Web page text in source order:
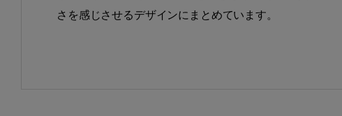
さを感じさせるデザインにまとめています。